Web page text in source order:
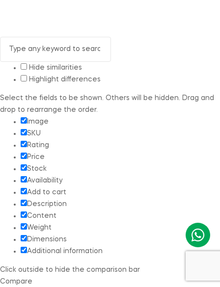
Hide similarities
Highlight differences
Select the fields to be shown. Others will be hidden. Drag and
drop to rearrange the order.
Image
SKU
Rating
Price
Stock
Availability
Add to cart
Description
Content
Weight
Dimensions
Additional information
Click outside to hide the comparison bar
Compare